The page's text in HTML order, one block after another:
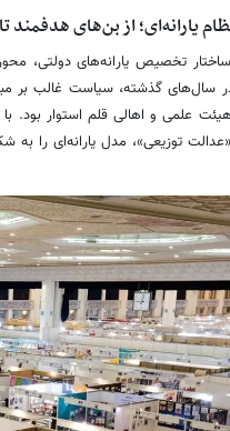
یارانه‌ای؛ از بن‌های
تخصیص یارانه‌های دولتی،
سال‌های گذشته، سیاست غالب بر
توزیعی»، مدل یارانه‌ای را به